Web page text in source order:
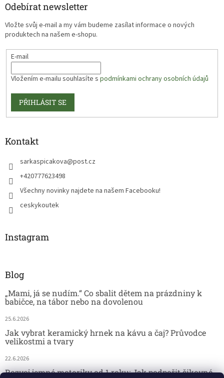
Odebírat newsletter
Vložte svůj e-mail a my vám budeme zasílat informace o nových
produktech na našem e-shopu.
E-mail
Vložením e-mailu souhlasíte s podmínkami ochrany osobních údajů
PŘIHLÁSIT SE
Kontakt
sarkaspicakova@post.cz
+420777623498
Všechny novinky najdete na našem Facebooku!
ceskykoutek
Instagram
Blog
„Mami, já se nudím.“ Co sbalit dětem na prázdniny k
babičce, na tábor nebo na dovolenou
25.6.2026
Jak vybrat keramický hrnek na kávu a čaj? Průvodce
velikostmi a tvary
22.6.2026
Rozvoj jemné motoriky od 1 roku: Jak podpořit šikovné